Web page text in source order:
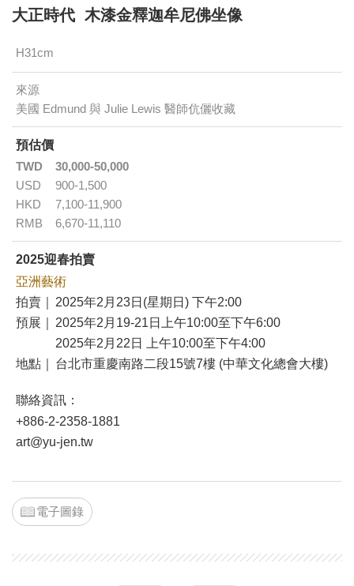
大正時代 木漆金釋迦牟尼佛坐像
H31cm
來源
美國 Edmund 與 Julie Lewis 醫師伉儷收藏
預估價
TWD
30,000-50,000
USD
900-1,500
HKD
7,100-11,900
RMB
6,670-11,110
2025迎春拍賣
亞洲藝術
拍賣｜
2025年2月23日(星期日) 下午2:00
預展｜
2025年2月19-21日上午10:00至下午6:00
2025年2月22日 上午10:00至下午4:00
地點｜
台北市重慶南路二段15號7樓 (中華文化總會大樓)
聯絡資訊：
+886-2-2358-1881
art@yu-jen.tw
電子圖錄